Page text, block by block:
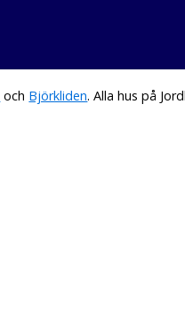
och Björkliden. Alla hus på